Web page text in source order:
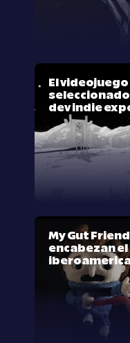
El
dev indie
My Gut
encabezan